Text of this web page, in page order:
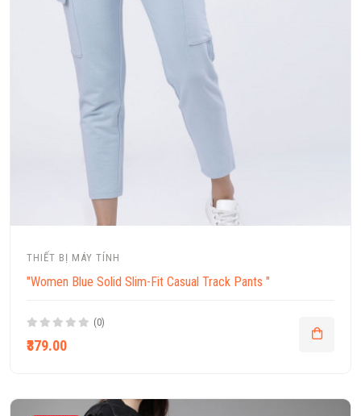
THIẾT BỊ MÁY TÍNH
"Women Blue Solid Slim-Fit Casual Track Pants "
(0)
₹379.00